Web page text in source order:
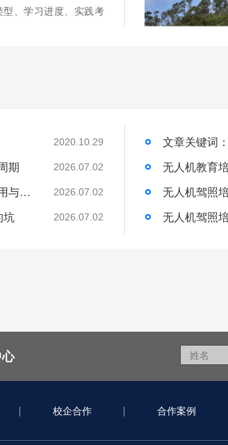
、学习进度、实践考
2020.10.29
期 2026.07.02
无人机培训班一般学费多少？一文带你了解真实费用与选择技巧 2026.07.02
坑 2026.07.02
无人机教育
无人机驾照
无人机驾照
校企合作 合作案例